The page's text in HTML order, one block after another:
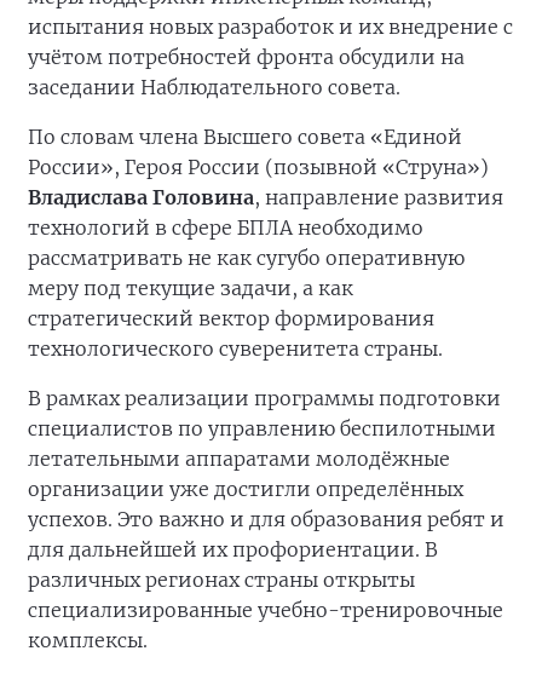
испытания новых разработок и их внедрение с
учётом потребностей фронта обсудили на
заседании Наблюдательного совета.
По словам члена Высшего совета «Единой
России», Героя России (позывной «Струна»)
Владислава Головина, направление развития
технологий в сфере БПЛА необходимо
рассматривать не как сугубо оперативную
меру под текущие задачи, а как
стратегический вектор формирования
технологического суверенитета страны.
В рамках реализации программы подготовки
специалистов по управлению беспилотными
летательными аппаратами молодёжные
организации уже достигли определённых
успехов. Это важно и для образования ребят и
для дальнейшей их профориентации. В
различных регионах страны открыты
специализированные учебно-тренировочные
комплексы.